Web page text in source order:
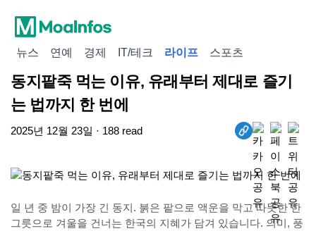
뉴스 연예 경제 IT/테크 라이프 스포츠
동지팥죽 먹는 이유, 유래부터 제대로 즐기
는 법까지 한 번에
2025년 12월 23일 · 188 read
일 년 중 밤이 가장 긴 동지. 붉은 팥으로 액운을 막고 따뜻한 한
그릇으로 겨울을 건너는 한국의 지혜가 담겨 있습니다. 의미, 풍